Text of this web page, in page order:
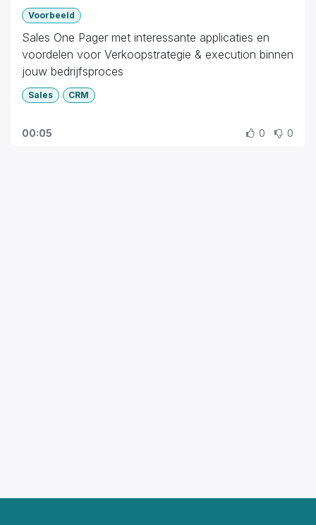
Voorbeeld
Sales One Pager met interessante applicaties en
voordelen voor Verkoopstrategie & execution binnen
jouw bedrijfsproces
Sales CRM
00:05 0 0